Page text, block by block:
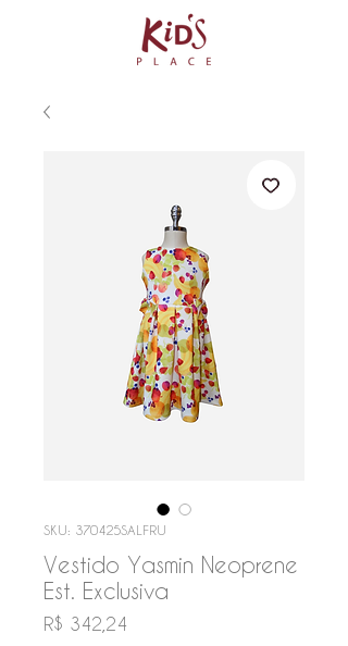
SKU: 370425SALFRU
Vestido Yasmin Neoprene
Est. Exclusiva
R$ 342,24